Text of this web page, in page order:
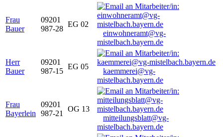
Frau
Bauer
09201
987-28
EG 02
einwohneramt@vg-
mistelbach.bayern.de
Herr
Bauer
09201
987-15
EG 05
kaemmerei@vg-
mistelbach.bayern.de
Frau
Bayerlein
09201
987-21
OG 13
mitteilungsblatt@vg-
mistelbach.bayern.de